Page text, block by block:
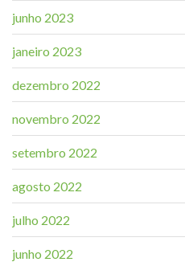
junho 2023
janeiro 2023
dezembro 2022
novembro 2022
setembro 2022
agosto 2022
julho 2022
junho 2022